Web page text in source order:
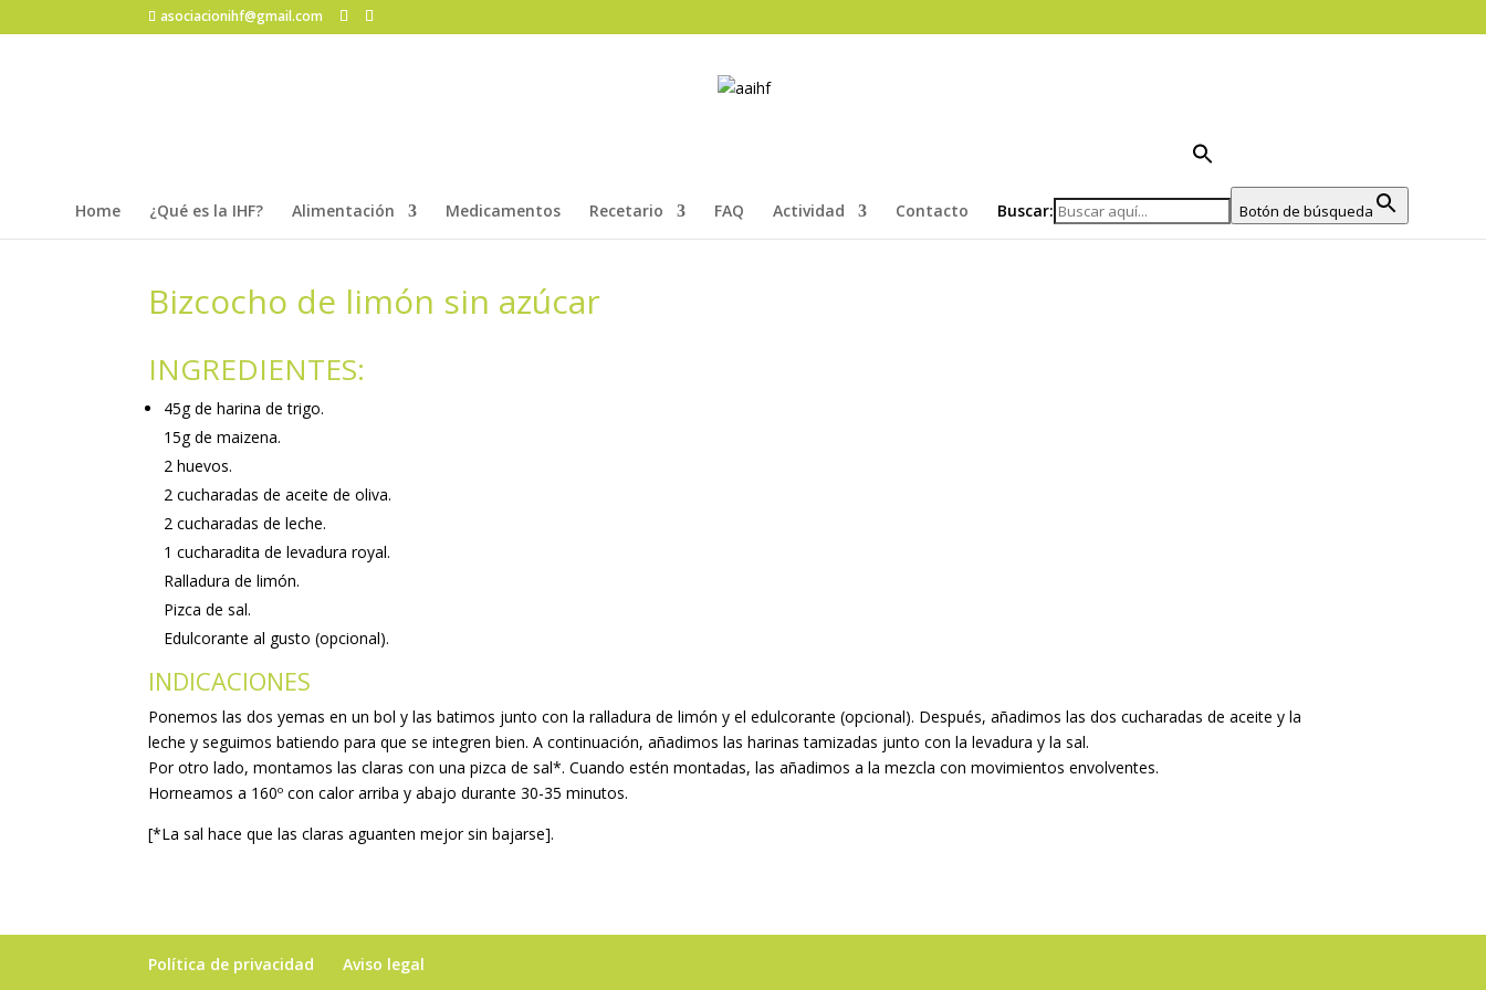
asociacionihf@gmail.com
Home ¿Qué es la IHF? Alimentación Medicamentos Recetario FAQ Actividad Contacto Buscar: Botón de búsqueda
Bizcocho de limón sin azúcar
INGREDIENTES:
45g de harina de trigo.
15g de maizena.
2 huevos.
2 cucharadas de aceite de oliva.
2 cucharadas de leche.
1 cucharadita de levadura royal.
Ralladura de limón.
Pizca de sal.
Edulcorante al gusto (opcional).
INDICACIONES
Ponemos las dos yemas en un bol y las batimos junto con la ralladura de limón y el edulcorante (opcional). Después, añadimos las dos cucharadas de aceite y la
leche y seguimos batiendo para que se integren bien. A continuación, añadimos las harinas tamizadas junto con la levadura y la sal.
Por otro lado, montamos las claras con una pizca de sal*. Cuando estén montadas, las añadimos a la mezcla con movimientos envolventes.
Horneamos a 160º con calor arriba y abajo durante 30-35 minutos.
[*La sal hace que las claras aguanten mejor sin bajarse].
Política de privacidad Aviso legal